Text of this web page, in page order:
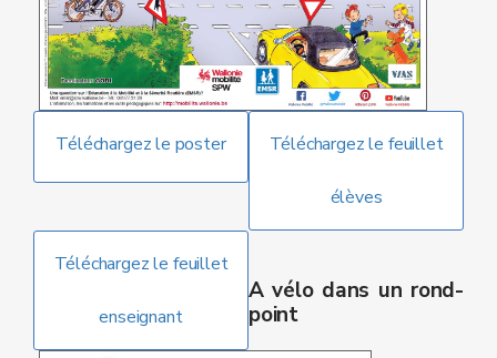
Téléchargez le poster Téléchargez le feuillet
élèves
Téléchargez le feuillet
enseignant
A vélo dans un rond-
point